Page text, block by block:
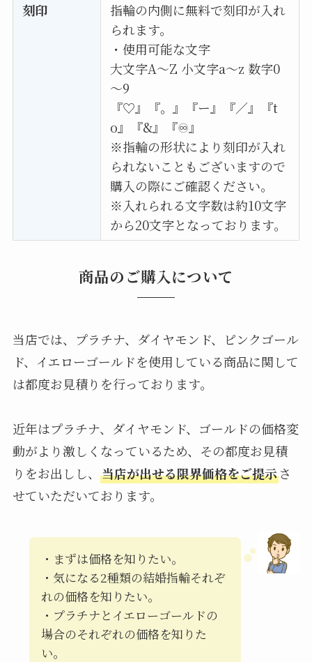
刻印
指輪の内側に無料で刻印が入れ
られます。
・使用可能な文字
大文字A〜Z 小文字a〜z 数字0
～9
『♡』『。』『ー』『／』『t
o』『&』『♾』
※指輪の形状により刻印が入れ
られないこともございますので
購入の際にご確認ください。
※入れられる文字数は約10文字
から20文字となっております。
商品のご購入について
当店では、プラチナ、ダイヤモンド、ピンクゴール
ド、イエローゴールドを使用している商品に関して
は都度お見積りを行っております。
近年はプラチナ、ダイヤモンド、ゴールドの価格変
動がより激しくなっているため、その都度お見積
りをお出しし、 当店が出せる限界価格をご提示さ
せていただいております。
・まずは価格を知りたい。
・気になる2種類の結婚指輪それぞ
れの価格を知りたい。
・プラチナとイエローゴールドの
場合のそれぞれの価格を知りた
い。